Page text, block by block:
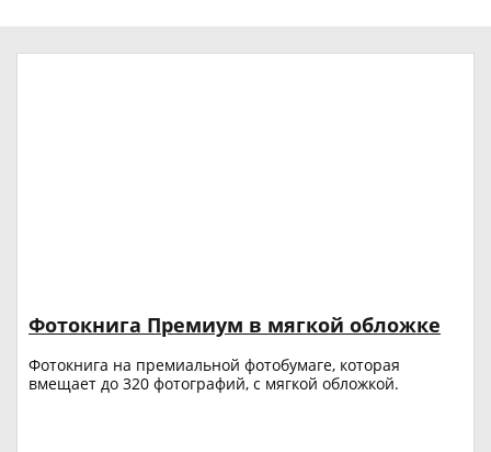
Фотокнига Премиум в мягкой обложке
Фотокнига на премиальной фотобумаге, которая
вмещает до 320 фотографий, с мягкой обложкой.